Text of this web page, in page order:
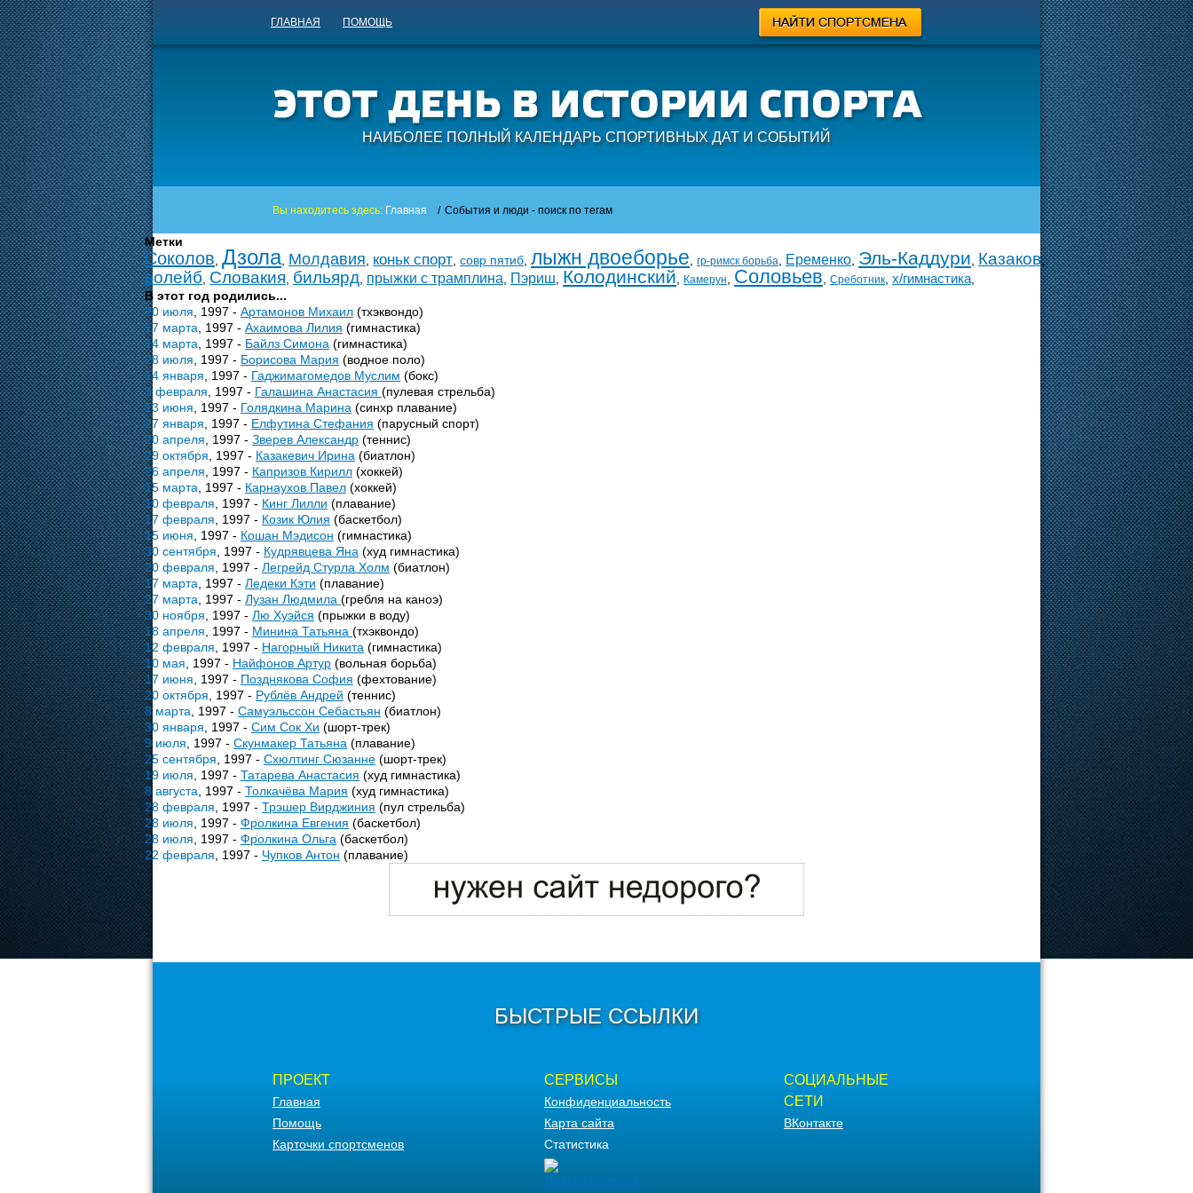
ГЛАВНАЯ ПОМОЩЬ
НАИБОЛЕЕ ПОЛНЫЙ КАЛЕНДАРЬ СПОРТИВНЫХ ДАТ И СОБЫТИЙ
Вы находитесь здесь: Главная / События и люди - поиск по тегам
Метки
Соколов Дзола, Молдавия коньк спорт совр пятиб лыжн двоеборье гр-римск борьба Еременко Эль-Каддури Казаков,
волейб Словакия бильярд прыжки с трамплина Пэриш Колодинский Камерун Соловьев Среботник х/гимнастика
В этот год родились...
20 июля , 1997 - Артамонов Михаил (тхэквондо)
17 марта , 1997 - Ахаимова Лилия (гимнастика)
14 марта , 1997 - Байлз Симона (гимнастика)
28 июля , 1997 - Борисова Мария (водное поло)
14 января , 1997 - Гаджимагомедов Муслим (бокс)
3 февраля , 1997 - Галашина Анастасия (пулевая стрельба)
13 июня , 1997 - Голядкина Марина (синхр плавание)
27 января , 1997 - Елфутина Стефания (парусный спорт)
20 апреля , 1997 - Зверев Александр (теннис)
29 октября , 1997 - Казакевич Ирина (биатлон)
26 апреля , 1997 - Капризов Кирилл (хоккей)
15 марта , 1997 - Карнаухов Павел (хоккей)
10 февраля , 1997 - Кинг Лилли (плавание)
17 февраля , 1997 - Козик Юлия (баскетбол)
15 июня , 1997 - Кошан Мэдисон (гимнастика)
30 сентября , 1997 - Кудрявцева Яна (худ гимнастика)
20 февраля , 1997 - Легрейд Стурла Холм (биатлон)
17 марта , 1997 - Ледеки Кэти (плавание)
27 марта , 1997 - Лузан Людмила (гребля на каноэ)
30 ноября , 1997 - Лю Хуэйся (прыжки в воду)
18 апреля , 1997 - Минина Татьяна (тхэквондо)
12 февраля , 1997 - Нагорный Никита (гимнастика)
10 мая , 1997 - Найфонов Артур (вольная борьба)
17 июня , 1997 - Позднякова София (фехтование)
20 октября , 1997 - Рублёв Андрей (теннис)
8 марта , 1997 - Самуэльссон Себастьян (биатлон)
30 января , 1997 - Сим Сок Хи (шорт-трек)
9 июля , 1997 - Скунмакер Татьяна (плавание)
25 сентября , 1997 - Схюлтинг Сюзанне (шорт-трек)
19 июля , 1997 - Татарева Анастасия (худ гимнастика)
8 августа , 1997 - Толкачёва Мария (худ гимнастика)
28 февраля , 1997 - Трэшер Вирджиния (пул стрельба)
28 июля , 1997 - Фролкина Евгения (баскетбол)
28 июля , 1997 - Фролкина Ольга (баскетбол)
22 февраля , 1997 - Чупков Антон (плавание)
БЫСТРЫЕ ССЫЛКИ
ПРОЕКТ
Главная
Помощь
Карточки спортсменов
СЕРВИСЫ
Конфиденциальность
Карта сайта
Статистика
СОЦИАЛЬНЫЕ
СЕТИ
ВКонтакте